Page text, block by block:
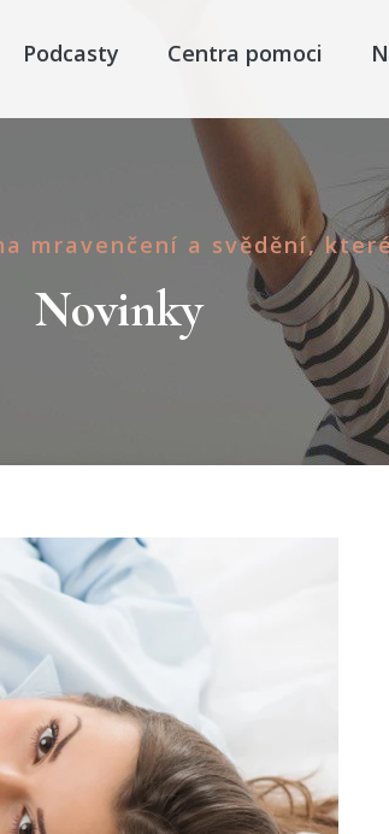
Podcasty Centra pomoci
mravenčení a svědění,
Novinky